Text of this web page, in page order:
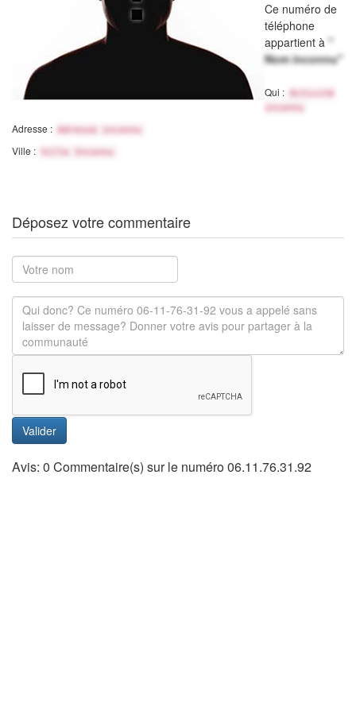
Ce numéro de
téléphone
appartient à "
Nom inconnu"
Qui :
Activité
inconnu
Adresse : Adresse inconnu
Ville : Ville Inconnu
Déposez votre commentaire
Valider
Avis: 0 Commentaire(s) sur le numéro 06.11.76.31.92